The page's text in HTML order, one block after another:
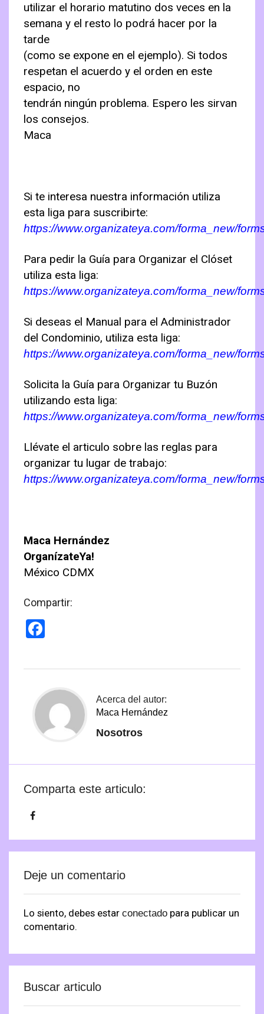
utilizar el horario matutino dos veces en la
semana y el resto lo podrá hacer por la
tarde
(como se expone en el ejemplo). Si todos
respetan el acuerdo y el orden en este
espacio, no
tendrán ningún problema. Espero les sirvan
los consejos.
Maca
Si te interesa nuestra información utiliza
esta liga para suscribirte:
https://www.organizateya.com/forma_new/
Para pedir la Guía para Organizar el Clóset
utiliza esta liga:
https://www.organizateya.com/forma_new/
Si deseas el Manual para el Administrador
del Condominio, utiliza esta liga:
https://www.organizateya.com/forma_new/
Solicita la Guía para Organizar tu Buzón
utilizando esta liga:
https://www.organizateya.com/forma_new/
Llévate el articulo sobre las reglas para
organizar tu lugar de trabajo:
https://www.organizateya.com/forma_new/
Maca Hernández
OrganízateYa!
México CDMX
Compartir:
Acerca del autor:
Maca Hernández
Nosotros
Comparta este articulo:
Deje un comentario
Lo siento, debes estar conectado para publicar un
comentario.
Buscar articulo